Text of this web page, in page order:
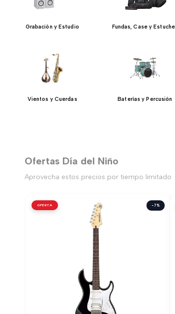
Grabación y Estudio Fundas, Case y
Vientos y Cuerdas Baterías y Percusión
Ofertas Día del Niño
Aprovecha estos precios por tiempo limitado
OFERTA -7%